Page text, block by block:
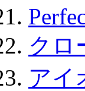
クロ
アイ